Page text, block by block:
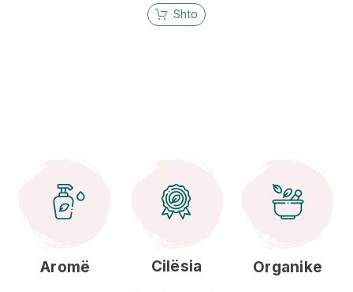
Shto
Aromë Cilësia Organike